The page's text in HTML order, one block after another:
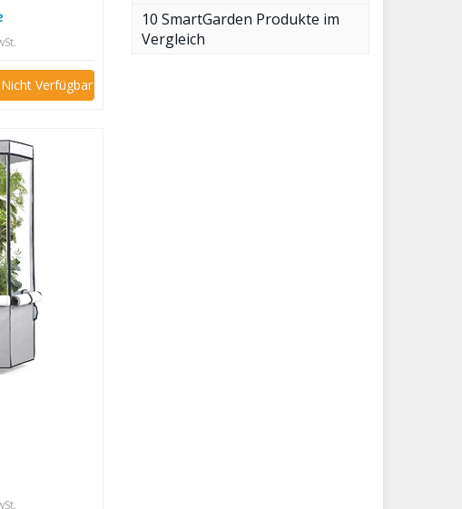
Nicht Verfügbar
10 SmartGarden Produkte im
Vergleich